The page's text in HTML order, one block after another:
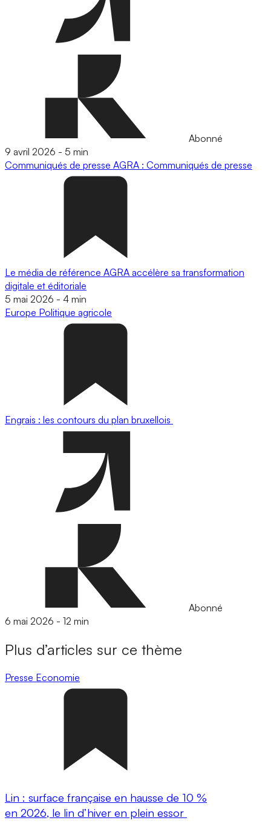
Abonné
9 avril 2026 - 5 min
Communiqués de presse AGRA : Communiqués de presse
Le média de référence AGRA accélère sa transformation
digitale et éditoriale
5 mai 2026 - 4 min
Europe Politique agricole
Engrais : les contours du plan bruxellois
Abonné
6 mai 2026 - 12 min
Plus d’articles sur ce thème
Presse Economie
Lin : surface française en hausse de 10 %
en 2026, le lin d’hiver en plein essor